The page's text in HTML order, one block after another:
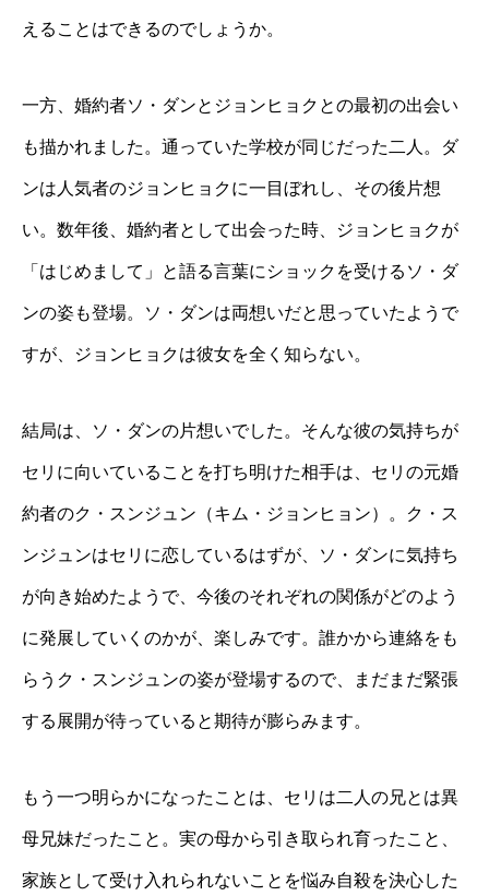
えることはできるのでしょうか。
一方、婚約者ソ・ダンとジョンヒョクとの最初の出会い
も描かれました。通っていた学校が同じだった二人。ダ
ンは人気者のジョンヒョクに一目ぼれし、その後片想
い。数年後、婚約者として出会った時、ジョンヒョクが
「はじめまして」と語る言葉にショックを受けるソ・ダ
ンの姿も登場。ソ・ダンは両想いだと思っていたようで
すが、ジョンヒョクは彼女を全く知らない。
結局は、ソ・ダンの片想いでした。そんな彼の気持ちが
セリに向いていることを打ち明けた相手は、セリの元婚
約者のク・スンジュン（キム・ジョンヒョン）。ク・ス
ンジュンはセリに恋しているはずが、ソ・ダンに気持ち
が向き始めたようで、今後のそれぞれの関係がどのよう
に発展していくのかが、楽しみです。誰かから連絡をも
らうク・スンジュンの姿が登場するので、まだまだ緊張
する展開が待っていると期待が膨らみます。
もう一つ明らかになったことは、セリは二人の兄とは異
母兄妹だったこと。実の母から引き取られ育ったこと、
家族として受け入れられないことを悩み自殺を決心した